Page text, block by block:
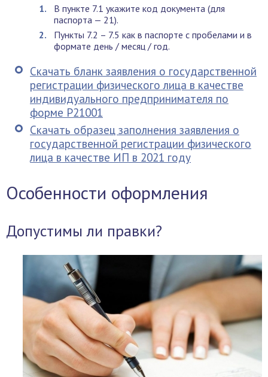
В пункте 7.1 укажите код документа (для
паспорта — 21).
Пункты 7.2 – 7.5 как в паспорте с пробелами и в
формате день / месяц / год.
Скачать бланк заявления о государственной
регистрации физического лица в качестве
индивидуального предпринимателя по
форме Р21001
Скачать образец заполнения заявления о
государственной регистрации физического
лица в качестве ИП в 2021 году
Особенности оформления
Допустимы ли правки?